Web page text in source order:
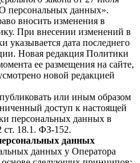
персональных данных».
вносить изменения в
При внесении изменений в
указывается дата последнего
Новая редакция Политики
ее размещения на сайте,
новой редакцией
или иным образом
доступ к настоящей
персональных данных в
ст. 18.1. ФЗ-152.
данных
данных у Оператора